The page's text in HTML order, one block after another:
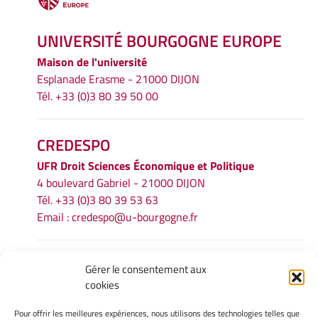
Gérer le consentement aux
cookies
Pour offrir les meilleures expériences, nous utilisons des technologies telles que
UNIVERSITÉ BOURGOGNE EUROPE
Maison de l'université
Esplanade Erasme - 21000 DIJON
Tél. +33 (0)3 80 39 50 00
CREDESPO
UFR Droit Sciences Économique et Politique
4 boulevard Gabriel - 21000 DIJON
Tél. +33 (0)3 80 39 53 63
Email :credespo@u-bourgogne.fr
INFORMATIONS LÉGALES
Mentions légales